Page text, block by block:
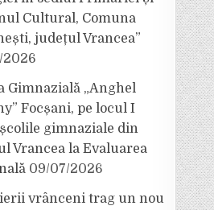
Cultural, Comuna
județul Vrancea”
2026
Gimnazială „Anghel
Focșani, pe locul I
gimnaziale din
Vrancea la Evaluarea
09/07/2026
vrânceni trag un nou